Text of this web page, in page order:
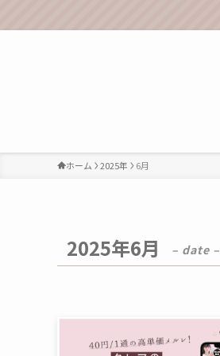
ホーム 2025年 6月
2025年6月 – date –